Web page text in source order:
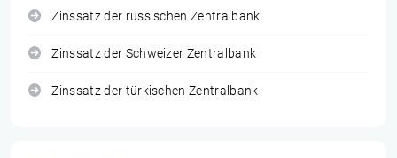
Zinssatz der russischen Zentralbank
Zinssatz der Schweizer Zentralbank
Zinssatz der türkischen Zentralbank